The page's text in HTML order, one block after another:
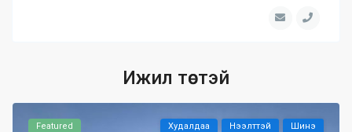
Ижил төстэй
Featured Худалдаа Нээлттэй Шинэ